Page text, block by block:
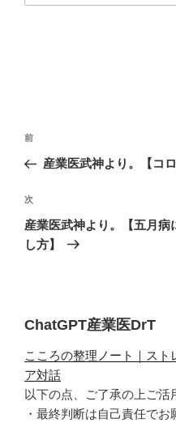
投
ビ
ゲ
ー
過
去
投
稿
前
産業医武神より。【コ
次
の
投
次
産業医武神より。【五月
し方】
ChatGPT産業医DrT
こころの整理ノート｜ス
ア対話
以下の点、ご了承の上ご活
・最終判断は自己責任でお